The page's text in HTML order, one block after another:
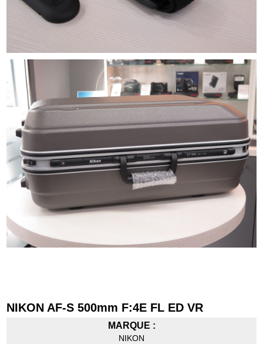
NIKON AF-S 500mm F:4E FL ED VR
MARQUE :
NIKON